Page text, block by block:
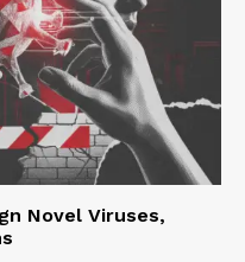
Novel Viruses,